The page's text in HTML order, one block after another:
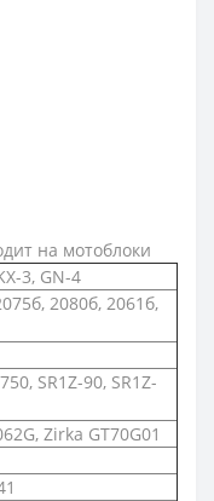
на мотоблоки
3, GN-4
2080б, 2061б,
SR1Z-90, SR1Z-
Zirka GT70G01